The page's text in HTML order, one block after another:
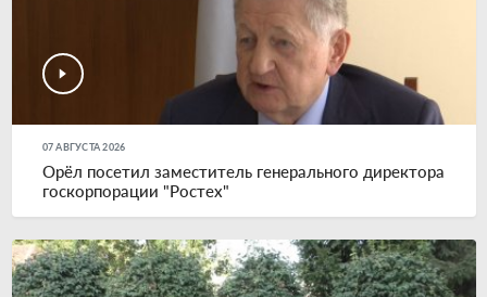
07 АВГУСТА 2026
Орёл посетил заместитель генерального директора
госкорпорации "Ростех"